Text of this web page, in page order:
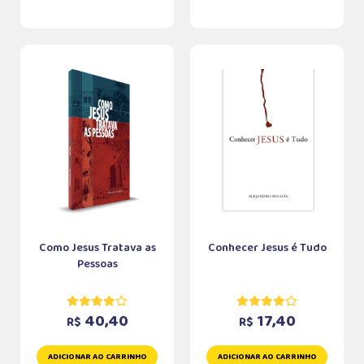
Como Jesus Tratava as
Pessoas
R$ 40,40
ADICIONAR AO CARRINHO
Conhecer Jesus é Tudo
R$ 17,40
ADICIONAR AO CARRINHO